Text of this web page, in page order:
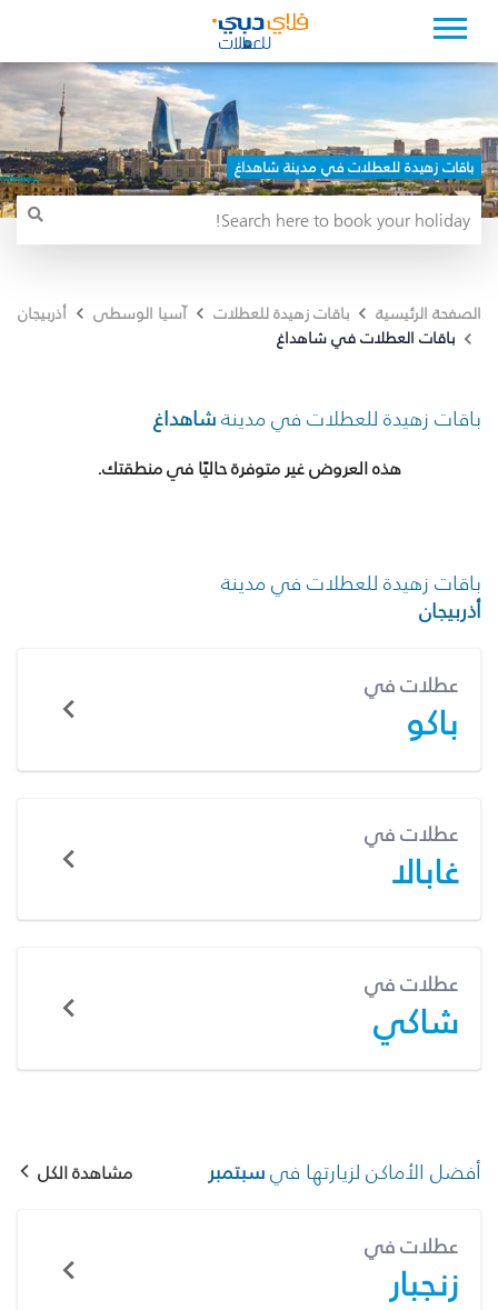
باقات زهيدة للعطلات في مدينة شاهداغ
الصفحة الرئيسية باقات زهيدة للعطلات آسيا الوسطى
أذربيجان
باقات العطلات في شاهداغ
باقات زهيدة للعطلات في مدينةشاهداغ
هذه العروض غير متوفرة حاليًا في منطقتك.
باقات زهيدة للعطلات في مدينة
أذربيجان
عطلات في
باكو
عطلات في
غابالا
عطلات في
شاكي
أفضل الأماكن لزيارتها فيسبتمبر مشاهدة الكل
عطلات في
زنجبار